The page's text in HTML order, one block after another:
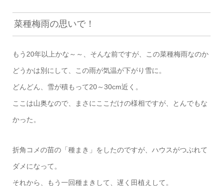
菜種梅雨の思いで！
もう20年以上かな～～、そんな前ですが、この菜種梅雨なのか
どうかは別にして、この雨が気温が下がり雪に。
どんどん、雪が積もって20～30cm近く。
ここは山奥なので、まさにここだけの様相ですが、とんでもな
かった。
折角コメの苗の「種まき」をしたのですが、ハウスがつぶれて
ダメになって。
それから、もう一回種まきして、遅く田植えして。